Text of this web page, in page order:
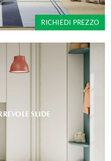
RICHIEDI PREZZO
SLIDE